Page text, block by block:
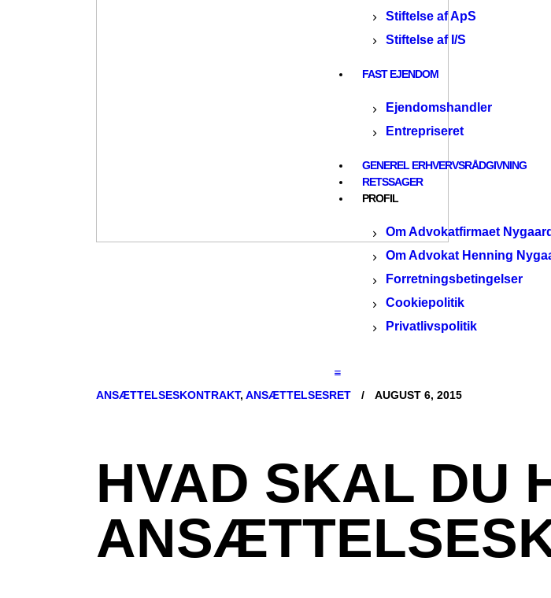
Stiftelse af ApS
Stiftelse af I/S
FAST EJENDOM
Ejendomshandler
Entrepriseret
GENEREL ERHVERVSRÅDGIVNING
RETSSAGER
PROFIL
Om Advokatfirmaet Nygaard
Om Advokat Henning
Forretningsbetingelser
Cookiepolitik
Privatlivspolitik
ANSÆTTELSESKONTRAKT, ANSÆTTELSESRET AUGUST 6, 2015
HVAD SKAL DU